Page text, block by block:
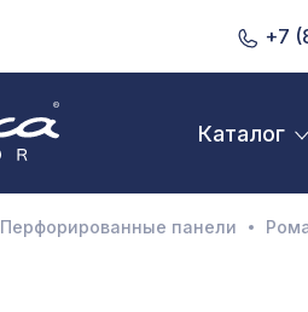
+7
Каталог
3D орнамент
Перфорированные панели